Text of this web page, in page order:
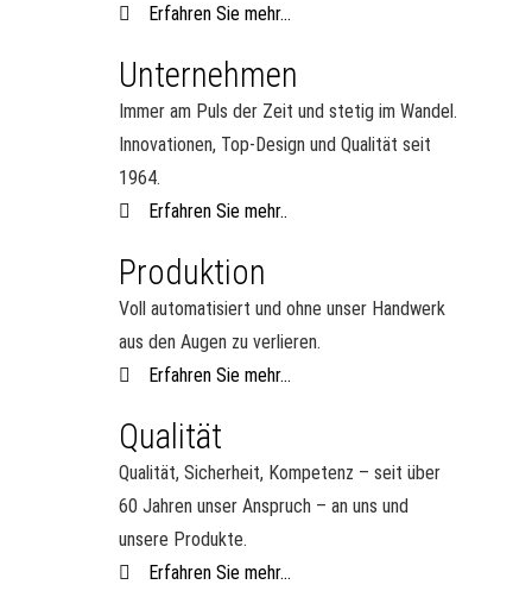
Erfahren Sie mehr...
Unternehmen
Immer am Puls der Zeit und stetig im Wandel.
Innovationen, Top-Design und Qualität seit
1964.
Erfahren Sie mehr..
Produktion
Voll automatisiert und ohne unser Handwerk
aus den Augen zu verlieren.
Erfahren Sie mehr...
Qualität
Qualität, Sicherheit, Kompetenz – seit über
60 Jahren unser Anspruch – an uns und
unsere Produkte.
Erfahren Sie mehr...